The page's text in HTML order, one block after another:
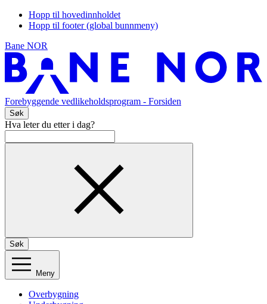
Hopp til hovedinnholdet
Hopp til footer (global bunnmeny)
Bane NOR
Forebyggende vedlikeholdsprogram - Forsiden
Søk
Hva leter du etter i dag?
Søk
Meny
Overbygning